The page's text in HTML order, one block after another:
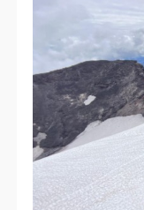
25/01/17
28/12/16
11/06/16
11/06/16
10/04/16